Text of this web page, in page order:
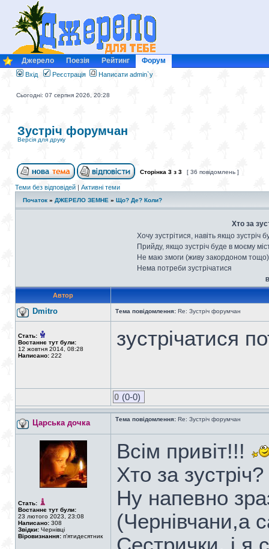
Джерело Поезія Рейтинг Форум
Вхід Реєстрація Написати admin`у
Сьогодні: 07 серпня 2026, 20:28
Зустріч форумчан
Версія для друку
Сторінка 3 з 3 [ 36 повідомлень ]
Теми без відповідей | Активні теми
Початок » ДЖЕРЕЛО ЗЕМНЕ » Що? Де? Коли?
Хто за
Хочу зустрітися, навіть якщо зустріч
Прийду, якщо зустріч буде в моєму
Не маю змоги (живу закордоном тощо)
Нема потреби зустрічатися
Автор
Dmitro Тема повідомлення: Re: Зустріч форумчан
Стать:
Востаннє тут були:
12 жовтня 2014, 08:28
Написано: 222
зустрічатися
0 (0-0)
Царська дочка Тема повідомлення: Re: Зустріч форумчан
Стать:
Востаннє тут були:
23 лютого 2023, 23:08
Написано: 308
Звідки: Чернівці
Віровизнання: п'ятидесятник
Всім привіт!!!
Хто за зустріч?
Ну напевно
(Чернівчани,а